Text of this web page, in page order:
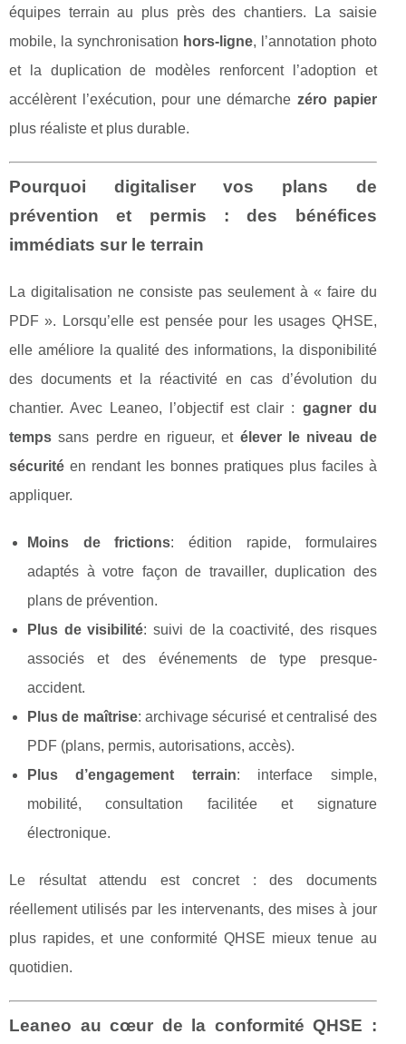
équipes terrain au plus près des chantiers. La saisie
mobile, la synchronisation hors-ligne, l’annotation photo
et la duplication de modèles renforcent l’adoption et
accélèrent l’exécution, pour une démarche zéro papier
plus réaliste et plus durable.
Pourquoi digitaliser vos plans de
prévention et permis : des bénéfices
immédiats sur le terrain
La digitalisation ne consiste pas seulement à « faire du
PDF ». Lorsqu’elle est pensée pour les usages QHSE,
elle améliore la qualité des informations, la disponibilité
des documents et la réactivité en cas d’évolution du
chantier. Avec Leaneo, l’objectif est clair : gagner du
temps sans perdre en rigueur, et élever le niveau de
sécurité en rendant les bonnes pratiques plus faciles à
appliquer.
Moins de frictions: édition rapide, formulaires
adaptés à votre façon de travailler, duplication des
plans de prévention.
Plus de visibilité: suivi de la coactivité, des risques
associés et des événements de type presque-
accident.
Plus de maîtrise: archivage sécurisé et centralisé des
PDF (plans, permis, autorisations, accès).
Plus d’engagement terrain: interface simple,
mobilité, consultation facilitée et signature
électronique.
Le résultat attendu est concret : des documents
réellement utilisés par les intervenants, des mises à jour
plus rapides, et une conformité QHSE mieux tenue au
quotidien.
Leaneo au cœur de la conformité QHSE :